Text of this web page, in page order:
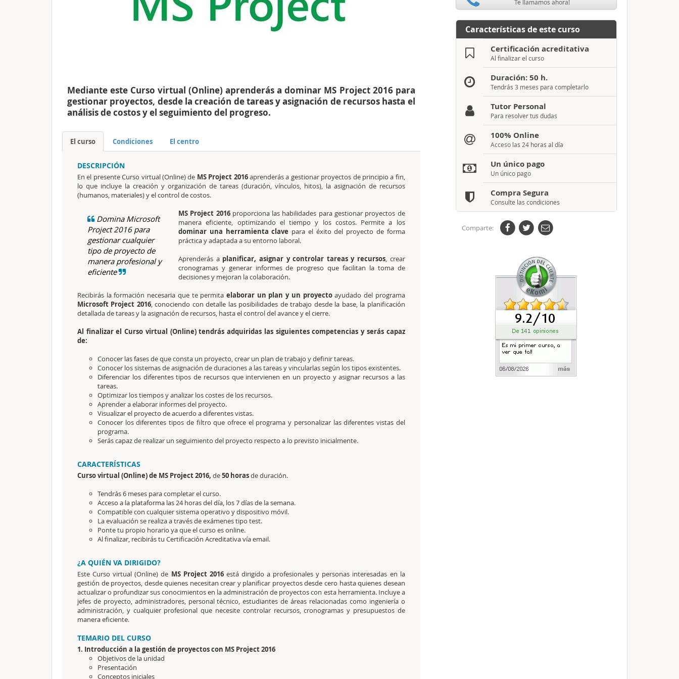
Mediante este Curso virtual (Online) aprenderás a dominar MS Project 2016 para
gestionar proyectos, desde la creación de tareas y asignación de recursos hasta el
análisis de costos y el seguimiento del progreso.
El curso Condiciones El centro
DESCRIPCIÓN
En el presente Curso virtual (Online) de MS Project 2016aprenderás a gestionar proyectos de principio a fin,
lo que incluye la creación y organización de tareas (duración, vínculos, hitos), la asignación de recursos
(humanos, materiales) y el control de costos.
Domina Microsoft
Project 2016 para
gestionar cualquier
tipo de proyecto de
manera profesional y
eficiente
MS Project 2016proporciona las habilidades para gestionar proyectos de
manera eficiente, optimizando el tiempo y los costos. Permite a los
dominar una herramienta clave para el éxito del proyecto de forma
práctica y adaptada a su entorno laboral.
Aprenderás a planificar, asignar y controlar tareas y recursos, crear
cronogramas y generar informes de progreso que facilitan la toma de
decisiones y mejoran la colaboración.
Recibirás la formación necesaria que te permita elaborar un plan y un proyectoayudado del programa
Microsoft Project 2016, conociendo con detalle las posibilidades de trabajo desde la base, la planificación
detallada de tareas y la asignación de recursos, hasta el control del avance y el cierre.
Al finalizar el Curso virtual (Online) tendrás adquiridas las siguientes competencias y serás capaz
de:
Conocer las fases de que consta un proyecto, crear un plan de trabajo y definir tareas.
Conocer los sistemas de asignación de duraciones a las tareas y vincularlas según los tipos existentes.
Diferenciar los diferentes tipos de recursos que intervienen en un proyecto y asignar recursos a las
tareas.
Optimizar los tiempos y analizar los costes de los recursos.
Aprender a elaborar informes del proyecto.
Visualizar el proyecto de acuerdo a diferentes vistas.
Conocer los diferentes tipos de filtro que ofrece el programa y personalizar las diferentes vistas del
programa.
Serás capaz de realizar un seguimiento del proyecto respecto a lo previsto inicialmente.
CARACTERÍSTICAS
Curso virtual (Online) de MS Project 2016, de50 horasde duración.
Tendrás 6 meses para completar el curso.
Acceso a la plataforma las 24 horas del día, los 7 días de la semana.
Compatible con cualquier sistema operativo y dispositivo móvil.
La evaluación se realiza a través de exámenes tipo test.
Ponte tu propio horario ya que el curso es online.
Al finalizar, recibirás tu Certificación Acreditativavía email.
¿A QUIÉN VA DIRIGIDO?
Este Curso virtual (Online) de MS Project 2016está dirigido a profesionales y personas interesadas en la
gestión de proyectos, desde quienes necesitan crear y planificar proyectos desde cero hasta quienes desean
actualizar o profundizar sus conocimientos en la administración de proyectos con esta herramienta. Incluye a
jefes de proyecto, administradores, personal técnico, estudiantes de áreas relacionadas como ingeniería o
administración, y cualquier profesional que necesite controlar recursos, cronogramas y presupuestos de
manera eficiente.
TEMARIO DEL CURSO
1. Introducción a la gestión de proyectos con MS Project 2016
Objetivos de la unidad
Presentación
Conceptos iniciales
Te llamamos ahora!
Características de este curso
Certificación acreditativa
Al finalizar el curso
Duración: 50 h.
Tendrás 3 meses para completarlo
Tutor Personal
Para resolver tus dudas
100% Online
Acceso las 24 horas al día
Un único pago
Un único pago
Compra Segura
Consulte las condiciones
Comparte: